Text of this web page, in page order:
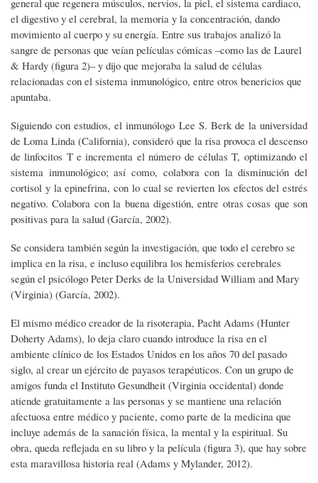
el digestivo y el cerebral, la memoria y la concentración, dando
movimiento al cuerpo y su energía. Entre sus trabajos analizó la
sangre de personas que veían películas cómicas –como las de Laurel
& Hardy (figura 2)– y dijo que mejoraba la salud de células
relacionadas con el sistema inmunológico, entre otros benericios que
apuntaba.
Siguiendo con estudios, el inmunólogo Lee S. Berk de la universidad
de Loma Linda (California), consideró que la risa provoca el descenso
de linfocitos T e incrementa el número de células T, optimizando el
sistema inmunológico; así como, colabora con la disminución del
cortisol y la epinefrina, con lo cual se revierten los efectos del estrés
negativo. Colabora con la buena digestión, entre otras cosas que son
positivas para la salud (García, 2002).
Se considera también según la investigación, que todo el cerebro se
implica en la risa, e incluso equilibra los hemisferios cerebrales
según el psicólogo Peter Derks de la Universidad William and Mary
(Virginia) (García, 2002).
El mismo médico creador de la risoterapia, Pacht Adams (Hunter
Doherty Adams), lo deja claro cuando introduce la risa en el
ambiente clínico de los Estados Unidos en los años 70 del pasado
siglo, al crear un ejército de payasos terapéuticos. Con un grupo de
amigos funda el Instituto Gesundheit (Virginia occidental) donde
atiende gratuitamente a las personas y se mantiene una relación
afectuosa entre médico y paciente, como parte de la medicina que
incluye además de la sanación física, la mental y la espiritual. Su
obra, queda reflejada en su libro y la película (figura 3), que hay sobre
esta maravillosa historia real (Adams y Mylander, 2012).